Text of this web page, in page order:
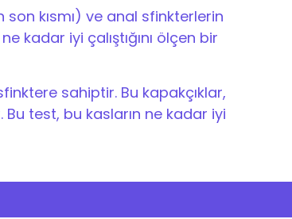
son kısmı) ve anal sfinkterlerin
kadar iyi çalıştığını ölçen bir
sahiptir. Bu kapakçıklar,
Bu test, bu kasların ne kadar iyi